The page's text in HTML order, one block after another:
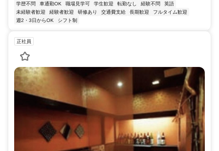
学歴不問
車通勤OK 職場見学可 学生歓迎 転勤なし 経験不問
英語
未経験者歓迎
経験者歓迎 研修あり 交通費支給 長期歓迎
フルタイム歓迎
週2・3日からOK
シフト制
正社員